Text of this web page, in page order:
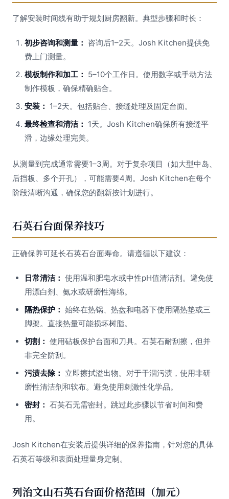
了解安装时间线有助于规划厨房翻新。典型步骤和时长：
初步咨询和测量： 咨询后1–2天。Josh Kitchen提供免
费上门测量。
模板制作和加工： 5–10个工作日。使用数字或手动方法
制作模板，确保精确贴合。
安装： 1–2天。包括贴合、接缝处理及固定台面。
最终检查和清洁： 1天。Josh Kitchen确保所有接缝平
滑，边缘处理完美。
从测量到完成通常需要1–3周。对于复杂项目（如大型中岛、
后挡板、多个开孔），可能需要4周。Josh Kitchen在每个
阶段清晰沟通，确保您的翻新按计划进行。
石英石台面保养技巧
正确保养可延长石英石台面寿命。请遵循以下建议：
日常清洁： 使用温和肥皂水或中性pH值清洁剂。避免使
用漂白剂、氨水或研磨性海绵。
隔热保护： 始终在热锅、热盘和电器下使用隔热垫或三
脚架。直接热量可能损坏树脂。
切割： 使用砧板保护台面和刀具。石英石耐刮擦，但并
非完全防刮。
污渍去除： 立即擦拭溢出物。对于干涸污渍，使用非研
磨性清洁剂和软布。避免使用刺激性化学品。
密封： 石英石无需密封。跳过此步骤以节省时间和费
用。
Josh Kitchen在安装后提供详细的保养指南，针对您的具体
石英石等级和表面处理量身定制。
列治文山石英石台面价格范围（加元）